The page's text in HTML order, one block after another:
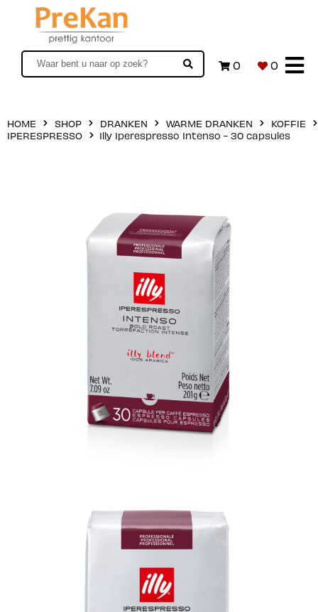
0 0
HOME SHOP DRANKEN WARME DRANKEN
KOFFIE
IPERESPRESSO
Illy Iperespresso Intenso - 30 capsules